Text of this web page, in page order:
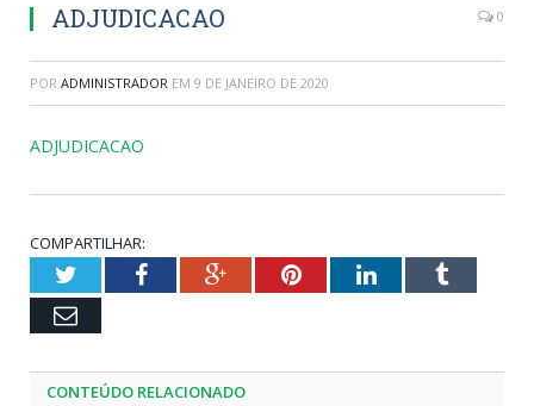
ADJUDICACAO 0
POR ADMINISTRADOR EM 9 DE JANEIRO DE 2020
ADJUDICACAO
COMPARTILHAR:
TwitterFacebookGoogle+PinterestLinkedInTumblr
Email
CONTEÚDO RELACIONADO